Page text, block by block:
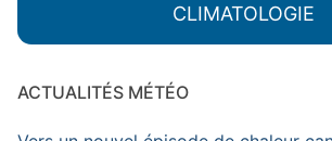
CLIMATOLOGIE
ACTUALITÉS MÉTÉO